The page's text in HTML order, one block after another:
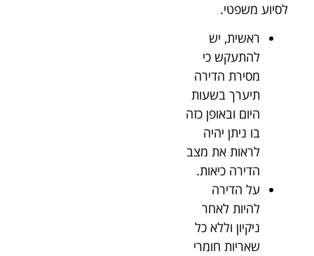
לסיוע משפטי.
ראשית, יש
להתעקש כי
מסירת הדירה
תיערך בשעות
היום ובאופן כזה
בו ניתן יהיה
לראות את מצב
הדירה כיאות.
על הדירה
להיות לאחר
ניקיון וללא כל
שאריות חומרי